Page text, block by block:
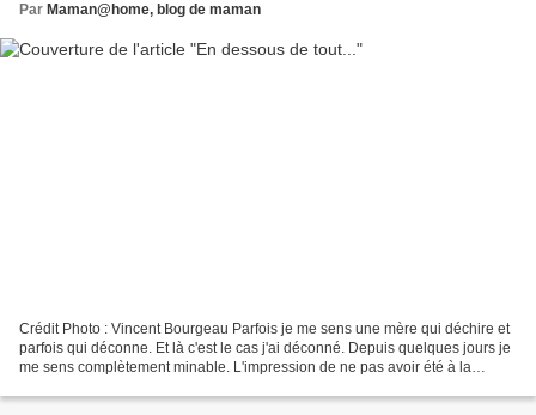
Par Maman@home, blog de maman
Crédit Photo : Vincent Bourgeau Parfois je me sens une mère qui déchire et
parfois qui déconne. Et là c'est le cas j'ai déconné. Depuis quelques jours je
me sens complètement minable. L'impression de ne pas avoir été à la